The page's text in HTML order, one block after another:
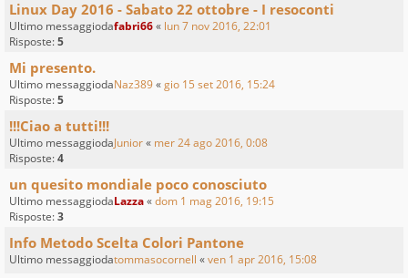
Linux Day 2016 - Sabato 22 ottobre - I resoconti
Ultimo messaggiodafabri66« lun 7 nov 2016, 22:01
Risposte:5
Mi presento.
Ultimo messaggiodaNaz389«gio 15 set 2016, 15:24
Risposte:5
!!!Ciao a tutti!!!
Ultimo messaggiodaJunior« mer 24 ago 2016, 0:08
Risposte:4
un quesito mondiale poco conosciuto
Ultimo messaggiodaLazza«dom 1 mag 2016, 19:15
Risposte:3
Info Metodo Scelta Colori Pantone
Ultimo messaggiodatommasocornell «ven 1 apr 2016, 15:08